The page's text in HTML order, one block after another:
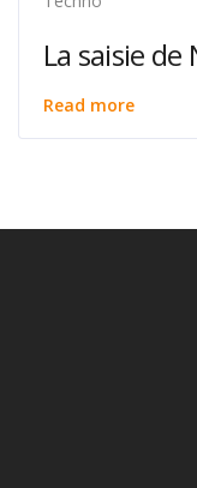
La saisie de
Read more